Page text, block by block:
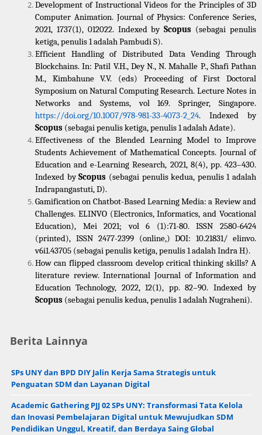
Development of Instructional Videos for the Principles of 3D
Computer Animation. Journal of Physics: Conference Series,
2021, 1737(1), 012022. Indexed by Scopus (sebagai penulis
ketiga, penulis 1 adalah Pambudi S).
Efficient Handling of Distributed Data Vending Through
Blockchains. In: Patil V.H., Dey N., N. Mahalle P., Shafi Pathan
M., Kimbahune V.V. (eds) Proceeding of First Doctoral
Symposium on Natural Computing Research. Lecture Notes in
https://doi.org/10.1007/978-981-33-4073-2_24
. Indexed by
Scopus (sebagai penulis ketiga, penulis 1 adalah Adate).
Effectiveness of the Blended Learning Model to Improve
Students Achievement of Mathematical Concepts. Journal of
Education and e-Learning Research, 2021, 8(4), pp. 423–430.
Indexed by Scopus (sebagai penulis kedua, penulis 1 adalah
Indrapangastuti, D).
Gamification on Chatbot-Based Learning Media: a Review and
Challenges. ELINVO (Electronics, Informatics, and Vocational
Education), Mei 2021; vol 6 (1):71-80. ISSN 2580-6424
(printed), ISSN 2477-2399 (online,) DOI: 10.21831/ elinvo.
v6i1.43705 (sebagai penulis ketiga, penulis 1 adalah Indra H).
How can flipped classroom develop critical thinking skills? A
literature review. International Journal of Information and
Education Technology, 2022, 12(1), pp. 82–90. Indexed by
Scopus (sebagai penulis kedua, penulis 1 adalah Nugraheni).
Berita Lainnya
SPs UNY dan BPD DIY Jalin Kerja Sama Strategis untuk
Penguatan SDM dan Layanan Digital
Academic Gathering PJJ 02 SPs UNY: Transformasi Tata Kelola
dan Inovasi Pembelajaran Digital untuk Mewujudkan SDM
Pendidikan Unggul, Kreatif, dan Berdaya Saing Global